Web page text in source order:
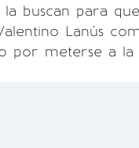
buscan para
Lanús
por meterse a la